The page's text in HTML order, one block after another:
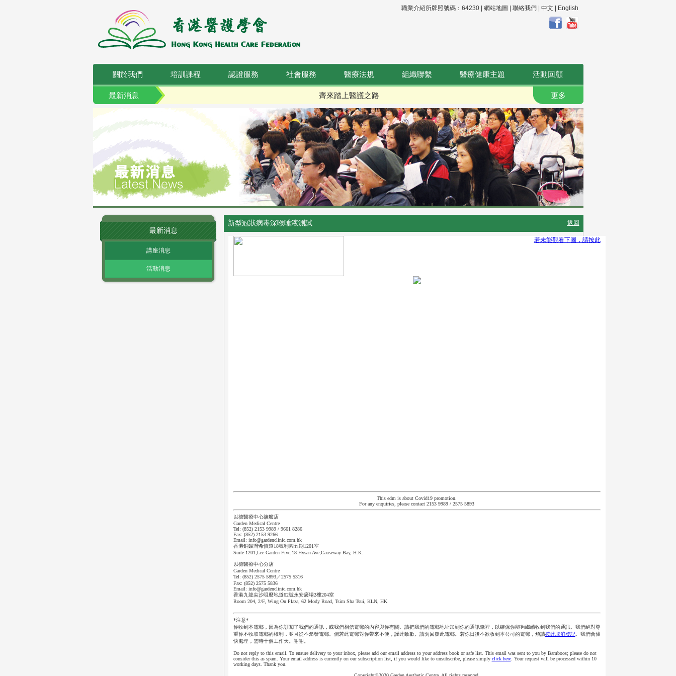
職業介紹所牌照號碼：64230 | 網站地圖 聯絡我們 中文 English
關於我們 培訓課程 認證服務 社會服務 醫療法規 組織聯繫 醫療健康主題 活動回顧
最新消息 齊來踏上醫護之路 更多
最新消息
講座消息
活動消息
新型冠狀病毒深喉唾液測試 返回
若未能觀看下圖，請按此
This edm is about Covid19 promotion.
For any enquiries, please contact 2153 9989 / 2575 5893
以德醫療中心旗艦店
Garden Medical Centre
Tel: (852) 2153 9989 / 9661 8286
Fax: (852) 2153 9266
Email: info@gardenclinic.com.hk
香港銅鑼灣希慎道18號利園五期1201室
Suite 1201,Lee Garden Five,18 Hysan Ave,Causeway Bay, H.K.
以德醫療中心分店
Garden Medical Centre
Tel: (852) 2575 5893／2575 5316
Fax: (852) 2575 5836
Email: info@gardenclinic.com.hk
香港九龍尖沙咀麼地道62號永安廣場2樓204室
Room 204, 2/F, Wing On Plaza, 62 Mody Road, Tsim Sha Tsui, KLN, HK
*注意*
你收到本電郵，因為你訂閱了我們的通訊，或我們相信電郵的內容與你有關。請把我們的電郵地址加到你的通訊錄裡，以確保你能夠繼續收到我們的通訊。我們絕對尊
重你不收取電郵的權利，並且從不濫發電郵。倘若此電郵對你帶來不便，謹此致歉。請勿回覆此電郵。若你日後不欲收到本公司的電郵，煩請按此取消登記。我們會儘
快處理，需時十個工作天。謝謝。
Do not reply to this email. To ensure delivery to your inbox, please add our email address to your address book or safe list. This email was sent to you by Bamboos; please do not
consider this as spam. Your email address is currently on our subscription list, if you would like to unsubscribe, please simply click here. Your request will be processed within 10
working days. Thank you.